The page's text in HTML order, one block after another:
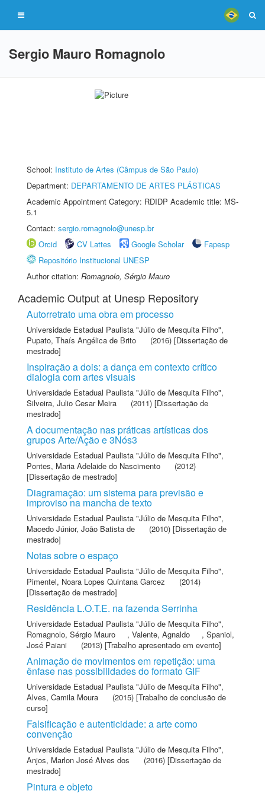
Sergio Mauro Romagnolo
School: Instituto de Artes (Câmpus de São Paulo)
Department: DEPARTAMENTO DE ARTES PLÁSTICAS
Academic Appointment Category: RDIDP Academic title: MS-
5.1
Contact: sergio.romagnolo@unesp.br
Orcid
CV Lattes Google Scholar
Fapesp
Repositório Institucional UNESP
Author citation: Romagnolo, Sérgio Mauro
Academic Output at Unesp Repository
Autorretrato uma obra em processo
Universidade Estadual Paulista "Júlio de Mesquita Filho",
Pupato, Thaís Angélica de Brito
(2016) [Dissertação de
mestrado]
Inspiração a dois: a dança em contexto crítico
dialogia com artes visuais
Universidade Estadual Paulista "Júlio de Mesquita Filho",
Silveira, Julio Cesar Meira
(2011) [Dissertação de
mestrado]
A documentação nas práticas artísticas dos
grupos Arte/Ação e 3Nós3
Universidade Estadual Paulista "Júlio de Mesquita Filho",
Pontes, Maria Adelaide do Nascimento
(2012)
[Dissertação de mestrado]
Diagramação: um sistema para previsão e
improviso na mancha de texto
Universidade Estadual Paulista "Júlio de Mesquita Filho",
Macedo Júnior, João Batista de
(2010) [Dissertação de
mestrado]
Notas sobre o espaço
Universidade Estadual Paulista "Júlio de Mesquita Filho",
Pimentel, Noara Lopes Quintana Garcez
(2014)
[Dissertação de mestrado]
Residência L.O.T.E. na fazenda Serrinha
Universidade Estadual Paulista "Júlio de Mesquita Filho",
Romagnolo, Sérgio Mauro
, Valente, Agnaldo , Spaniol,
José Paiani
(2013) [Trabalho apresentado em evento]
Animação de movimentos em repetição: uma
ênfase nas possibilidades do formato GIF
Universidade Estadual Paulista "Júlio de Mesquita Filho",
Alves, Camila Moura
(2015) [Trabalho de conclusão de
curso]
Falsificação e autenticidade: a arte como
convenção
Universidade Estadual Paulista "Júlio de Mesquita Filho",
Anjos, Marlon José Alves dos
(2016) [Dissertação de
mestrado]
Pintura e objeto